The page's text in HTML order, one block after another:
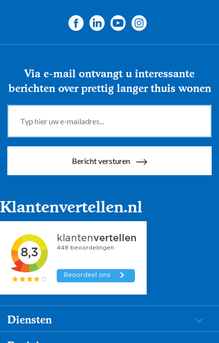
Via e-mail ontvangt u interessante
berichten over prettig langer thuis wonen
Bericht versturen
Klantenvertellen.nl
Diensten
Dementiezorg